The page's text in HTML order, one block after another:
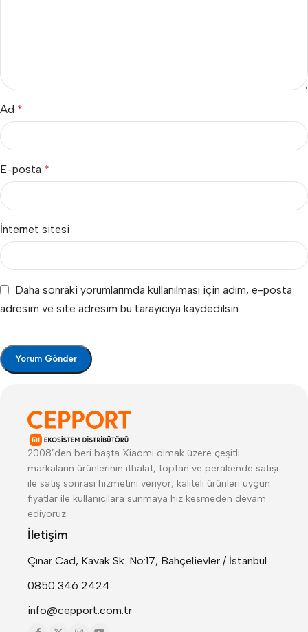
Ad *
E-posta *
İnternet sitesi
Daha sonraki yorumlarımda kullanılması için adım, e-posta
adresim ve site adresim bu tarayıcıya kaydedilsin.
2008’den beri başta Xiaomi olmak üzere çeşitli
markaların ürünlerinin ithalat, toptan ve perakende satışı
ile satış sonrası hizmetini veriyor, kaliteli ürünleri uygun
fiyatlar ile kullanıcılara sunmaya hız kesmeden devam
ediyoruz.
İletişim
Çınar Cad, Kavak Sk. No:17, Bahçelievler / İstanbul
0850 346 2424
info@cepport.com.tr